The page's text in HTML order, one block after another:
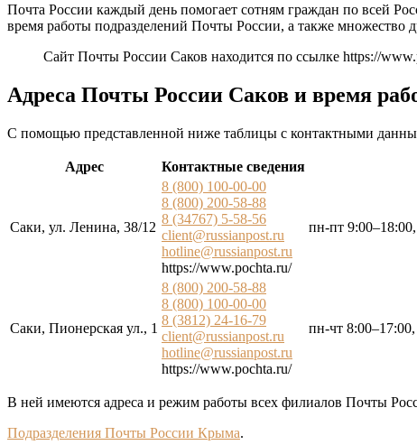
Почта России каждый день помогает сотням граждан по всей
время работы подразделений Почты России, а также множество
Сайт Почты России Саков находится по ссылке https://
Адреса Почты России Саков и время
С помощью представленной ниже таблицы с контактными
Адрес Контактные сведения
Саки, ул. Ленина, 38/12
8 (800) 100-00-00
8 (800) 200-58-88
8 (34767) 5-58-56
client@russianpost.ru
hotline@russianpost.ru
https://www.pochta.ru/
пн-пт
Саки, Пионерская ул., 1
8 (800) 200-58-88
8 (800) 100-00-00
8 (3812) 24-16-79
client@russianpost.ru
hotline@russianpost.ru
https://www.pochta.ru/
пн-чт
В ней имеются адреса и режим работы всех филиалов Почты
Подразделения Почты России Крыма.